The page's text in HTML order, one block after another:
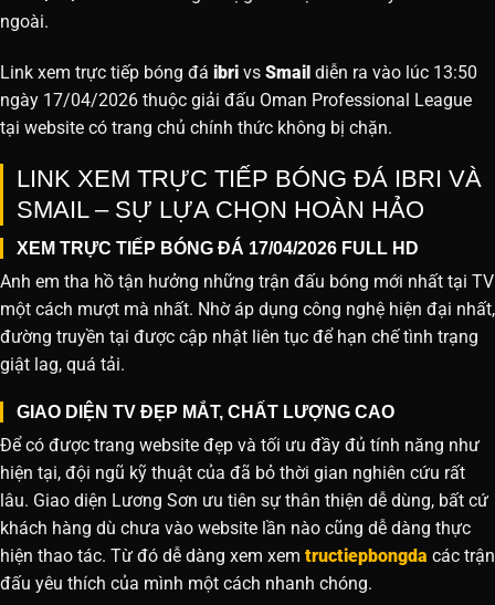
ngoài.
Link xem trực tiếp bóng đá ibri vs Smail diễn ra vào lúc 13:50
ngày 17/04/2026 thuộc giải đấu Oman Professional League
tại website có trang chủ chính thức không bị chặn.
LINK XEM TRỰC TIẾP BÓNG ĐÁ IBRI VÀ
SMAIL – SỰ LỰA CHỌN HOÀN HẢO
XEM TRỰC TIẾP BÓNG ĐÁ 17/04/2026 FULL HD
Anh em tha hồ tận hưởng những trận đấu bóng mới nhất tại TV
một cách mượt mà nhất. Nhờ áp dụng công nghệ hiện đại nhất,
đường truyền tại được cập nhật liên tục để hạn chế tình trạng
giật lag, quá tải.
GIAO DIỆN TV ĐẸP MẮT, CHẤT LƯỢNG CAO
Để có được trang website đẹp và tối ưu đầy đủ tính năng như
hiện tại, đội ngũ kỹ thuật của đã bỏ thời gian nghiên cứu rất
lâu. Giao diện Lương Sơn ưu tiên sự thân thiện dễ dùng, bất cứ
khách hàng dù chưa vào website lần nào cũng dễ dàng thực
hiện thao tác. Từ đó dễ dàng xem xem tructiepbongda các trận
đấu yêu thích của mình một cách nhanh chóng.